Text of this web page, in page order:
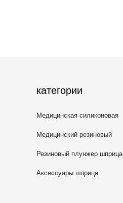
категории
Медицинская силиконовая
резина
Медицинский резиновый
затвор
Резиновый плунжер шприца
Аксессуары шприца